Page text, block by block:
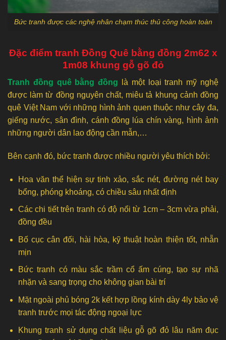
Bức tranh được các nghệ nhân chạm thúc thủ công hoàn toàn
Đặc điểm tranh Đồng Quê bằng đồng 2m62 x
1m08 khung gỗ gõ đỏ
Tranh đồng quê bằng đồng là một loại tranh mỹ nghệ
được làm từ đồng nguyên chất, miêu tả khung cảnh đồng
quê Việt Nam với những hình ảnh quen thuộc như cây đa,
giếng nước, sân đình, cánh đồng lúa chín vàng, hình ảnh
những người dân lao động cần mẫn,…
Bên cạnh đó, bức tranh được nhiều người yêu thích bởi:
Hoa văn thể hiện sự tinh xảo, sắc nét, đường nét bay
bổng, phóng khoáng, có chiều sâu nhất định
Các chi tiết trên tranh có độ nổi từ 1cm – 3cm vừa phải,
đồng đều
Bố cục cân đối, hài hòa, kỹ thuật hoàn thiện tốt, nhẵn
mịn
Bức tranh có màu sắc trầm cổ ấm cúng, tạo sự nhã
nhặn và sang trọng cho không gian bài trí
Mặt ngoài phủ bóng 2k kết hợp lồng kính dày 4ly bảo vệ
tranh trước mọi tác động ngoại lực
Khung tranh sử dụng chất liệu gỗ gõ đỏ lâu năm đục